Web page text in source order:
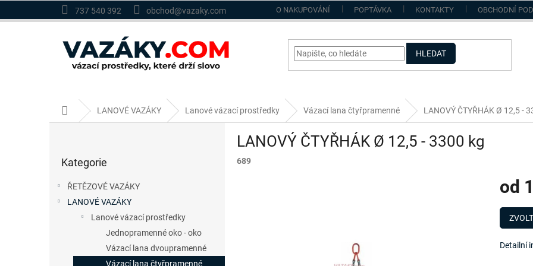
737 540 392 obchod@vazaky.com O NAKUPOVÁNÍ POPTÁVKA KONTAKTY OBCHODNÍ
HLEDAT
Domů LANOVÉ VAZÁKY Lanové vázací prostředky Vázací lana čtyřpramenné LANOVÝ ČTYŘHÁK Ø 12,5 -
kategorie
Kategorie
ŘETĚZOVÉ VAZÁKY
LANOVÉ VAZÁKY
Lanové vázací prostředky
Jednopramenné oko - oko
Vázací lana dvoupramenné
Vázací lana čtyřpramenné
LANOVÝ ČTYŘHÁK Ø 12,5 - 3300 kg
689
od
Měrná
cena:
Detailní